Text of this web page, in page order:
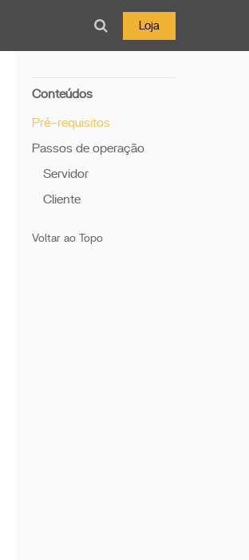
Loja
Conteúdos
Pré-requisitos
Passos de operação
Servidor
Cliente
Voltar ao Topo